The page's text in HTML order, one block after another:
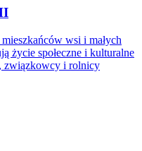
wsi i małych
życie społeczne i kulturalne
związkowcy i rolnicy